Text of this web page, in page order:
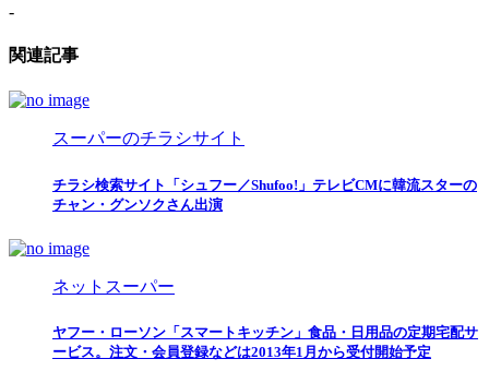
-
関連記事
スーパーのチラシサイト
チラシ検索サイト「シュフー／Shufoo!」テレビCMに韓流スターの
チャン・グンソクさん出演
ネットスーパー
ヤフー・ローソン「スマートキッチン」食品・日用品の定期宅配サ
ービス。注文・会員登録などは2013年1月から受付開始予定